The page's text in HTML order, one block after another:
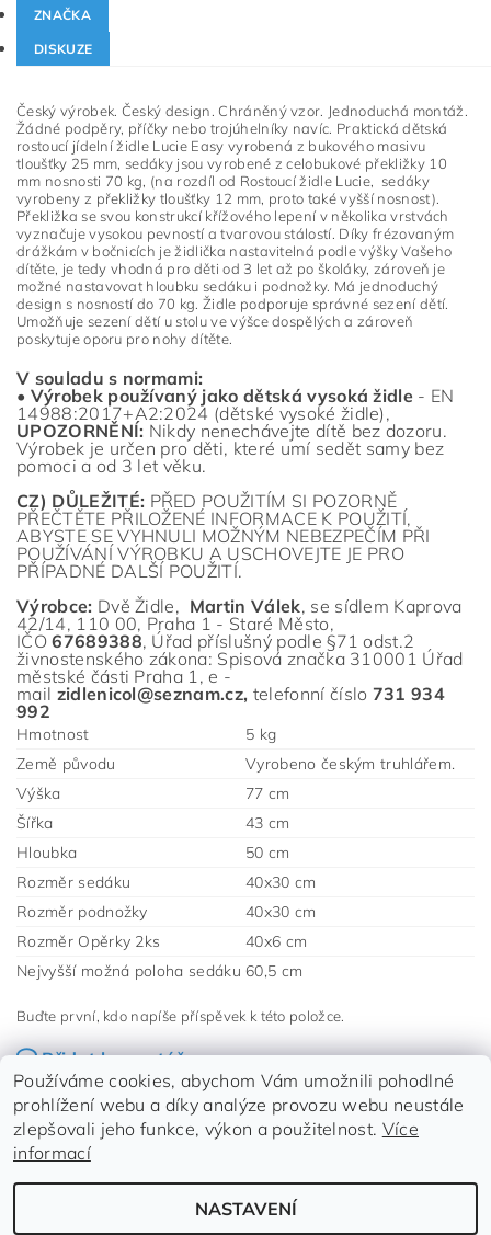
ZNAČKA
DISKUZE
Český výrobek. Český design. Chráněný vzor. Jednoduchá montáž.
Žádné podpěry, příčky nebo trojúhelníky navíc. Praktická dětská
rostoucí jídelní židle Lucie Easy vyrobená z bukového masivu
tloušťky 25 mm, sedáky jsou vyrobené z celobukové překližky 10
mm nosnosti 70 kg, (na rozdíl od Rostoucí židle Lucie, sedáky
vyrobeny z překližky tloušťky 12 mm, proto také vyšší nosnost).
Překližka se svou konstrukcí křížového lepení v několika vrstvách
vyznačuje vysokou pevností a tvarovou stálostí. Díky frézovaným
drážkám v bočnicích je židlička nastavitelná podle výšky Vašeho
dítěte, je tedy vhodná pro děti od 3 let až po školáky, zároveň je
možné nastavovat hloubku sedáku i podnožky. Má jednoduchý
design s nosností do 70 kg. Židle podporuje správné sezení dětí.
Umožňuje sezení dětí u stolu ve výšce dospělých a zároveň
poskytuje oporu pro nohy dítěte.
V souladu s normami:
• Výrobek používaný jako dětská vysoká židle - EN
14988:2017+A2:2024 (dětské vysoké židle),
UPOZORNĚNÍ: Nikdy nenechávejte dítě bez dozoru.
Výrobek je určen pro děti, které umí sedět samy bez
pomoci a od 3 let věku.
CZ) DŮLEŽITÉ: PŘED POUŽITÍM SI POZORNĚ
PŘEČTĚTE PŘILOŽENÉ INFORMACE K POUŽITÍ,
ABYSTE SE VYHNULI MOŽNÝM NEBEZPEČÍM PŘI
POUŽÍVÁNÍ VÝROBKU A USCHOVEJTE JE PRO
PŘÍPADNÉ DALŠÍ POUŽITÍ.
Výrobce: Dvě Židle, Martin Válek, se sídlem Kaprova
42/14, 110 00, Praha 1 - Staré Město,
IČO67689388, Úřad příslušný podle §71 odst.2
živnostenského zákona: Spisová značka 310001 Úřad
městské části Praha 1, e -
mail zidlenicol@seznam.cz, telefonní číslo 731 934
992
Hmotnost
5 kg
Země původu
Vyrobeno českým truhlářem.
Výška
77 cm
Šířka
43 cm
Hloubka
50 cm
Rozměr sedáku
40x30 cm
Rozměr podnožky
40x30 cm
Rozměr Opěrky 2ks
40x6 cm
Nejvyšší možná poloha sedáku 60,5 cm
Buďte první, kdo napíše příspěvek k této položce.
Přidat komentář
Dlouholetý výrobce rostoucích židlí pro děti.
Používáme cookies, abychom Vám umožnili pohodlné
prohlížení webu a díky analýze provozu webu neustále
zlepšovali jeho funkce, výkon a použitelnost. Více
informací
NASTAVENÍ